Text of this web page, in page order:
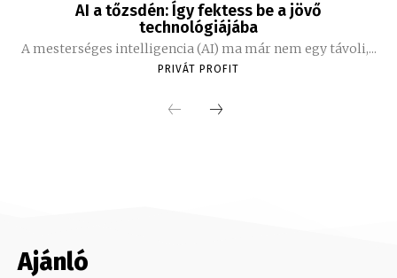
AI a tőzsdén: Így fektess be a jövő
technológiájába
A mesterséges intelligencia (AI) ma már nem egy távoli,...
PRIVÁT PROFIT
Ajánló